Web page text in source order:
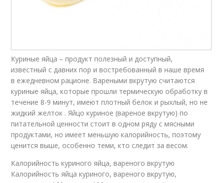
Куриные яйца – продукт полезный и доступный,
известный с давних пор и востребованный в наше время
в ежедневном рационе. Вареными вкрутую считаются
куриные яйца, которые прошли термическую обработку в
течение 8-9 минут, имеют плотный белок и рыхлый, но не
жидкий желток . Яйцо куриное (вареное вкрутую) по
питательной ценности стоит в одном ряду с мясными
продуктами, но имеет меньшую калорийность, поэтому
ценится выше, особенно теми, кто следит за весом.
Калорийность куриного яйца, вареного вкрутую
Калорийность яйца куриного, вареного вкрутую,